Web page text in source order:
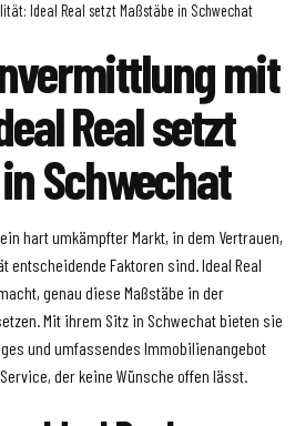
Ideal Real setzt Maßstäbe in Schwechat
mit
Real setzt
Schwechat
hart umkämpfter Markt, in dem Vertrauen,
entscheidende Faktoren sind. Ideal Real
genau diese Maßstäbe in der
Mit ihrem Sitz in Schwechat bieten sie
und umfassendes Immobilienangebot
der keine Wünsche offen lässt.